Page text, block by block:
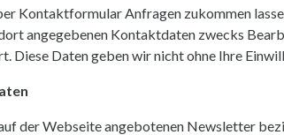
Kontaktformular Anfragen zukommen
angegebenen Kontaktdaten zwecks
Diese Daten geben wir nicht ohne Ihre
der Webseite angebotenen Newsletter